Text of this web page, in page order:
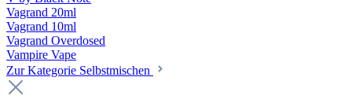
Vagrand 20ml
Vagrand 10ml
Vagrand Overdosed
Vampire Vape
Zur Kategorie Selbstmischen